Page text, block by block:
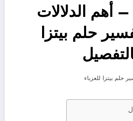
الدلالات
حلم بيتزا